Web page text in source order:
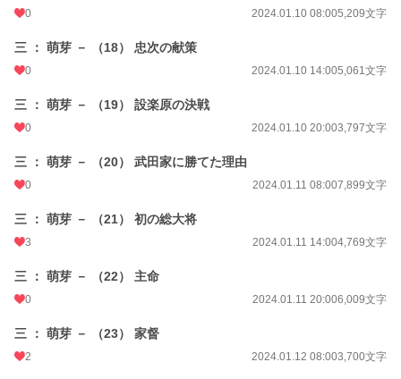
0 2024.01.10 08:005,209文字
三 ： 萌芽 － （18） 忠次の献策
0 2024.01.10 14:005,061文字
三 ： 萌芽 － （19） 設楽原の決戦
0 2024.01.10 20:003,797文字
三 ： 萌芽 － （20） 武田家に勝てた理由
0 2024.01.11 08:007,899文字
三 ： 萌芽 － （21） 初の総大将
3 2024.01.11 14:004,769文字
三 ： 萌芽 － （22） 主命
0 2024.01.11 20:006,009文字
三 ： 萌芽 － （23） 家督
2 2024.01.12 08:003,700文字